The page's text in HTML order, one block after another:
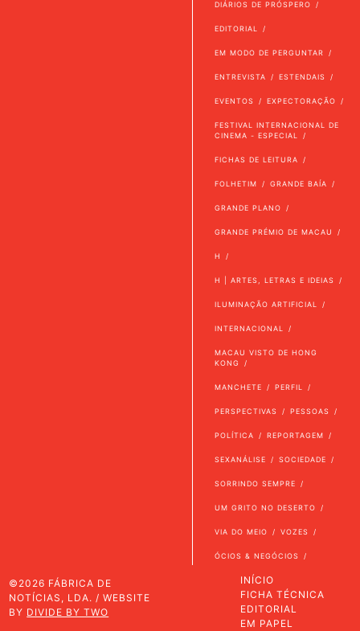
DIÁRIOS DE PRÓSPERO
EDITORIAL
EM MODO DE PERGUNTAR
ENTREVISTA ESTENDAIS
EVENTOS EXPECTORAÇÃO
FESTIVAL INTERNACIONAL DE
CINEMA - ESPECIAL
FICHAS DE LEITURA
FOLHETIM GRANDE BAÍA
GRANDE PLANO
GRANDE PRÉMIO DE MACAU
H
H | ARTES, LETRAS E IDEIAS
ILUMINAÇÃO ARTIFICIAL
INTERNACIONAL
MACAU VISTO DE HONG
KONG
MANCHETE PERFIL
PERSPECTIVAS PESSOAS
POLÍTICA REPORTAGEM
SEXANÁLISE SOCIEDADE
SORRINDO SEMPRE
UM GRITO NO DESERTO
VIA DO MEIO VOZES
ÓCIOS & NEGÓCIOS
©2026 FÁBRICA DE
NOTÍCIAS, LDA. / WEBSITE
BY DIVIDE BY TWO
INÍCIO
FICHA TÉCNICA
EDITORIAL
EM PAPEL